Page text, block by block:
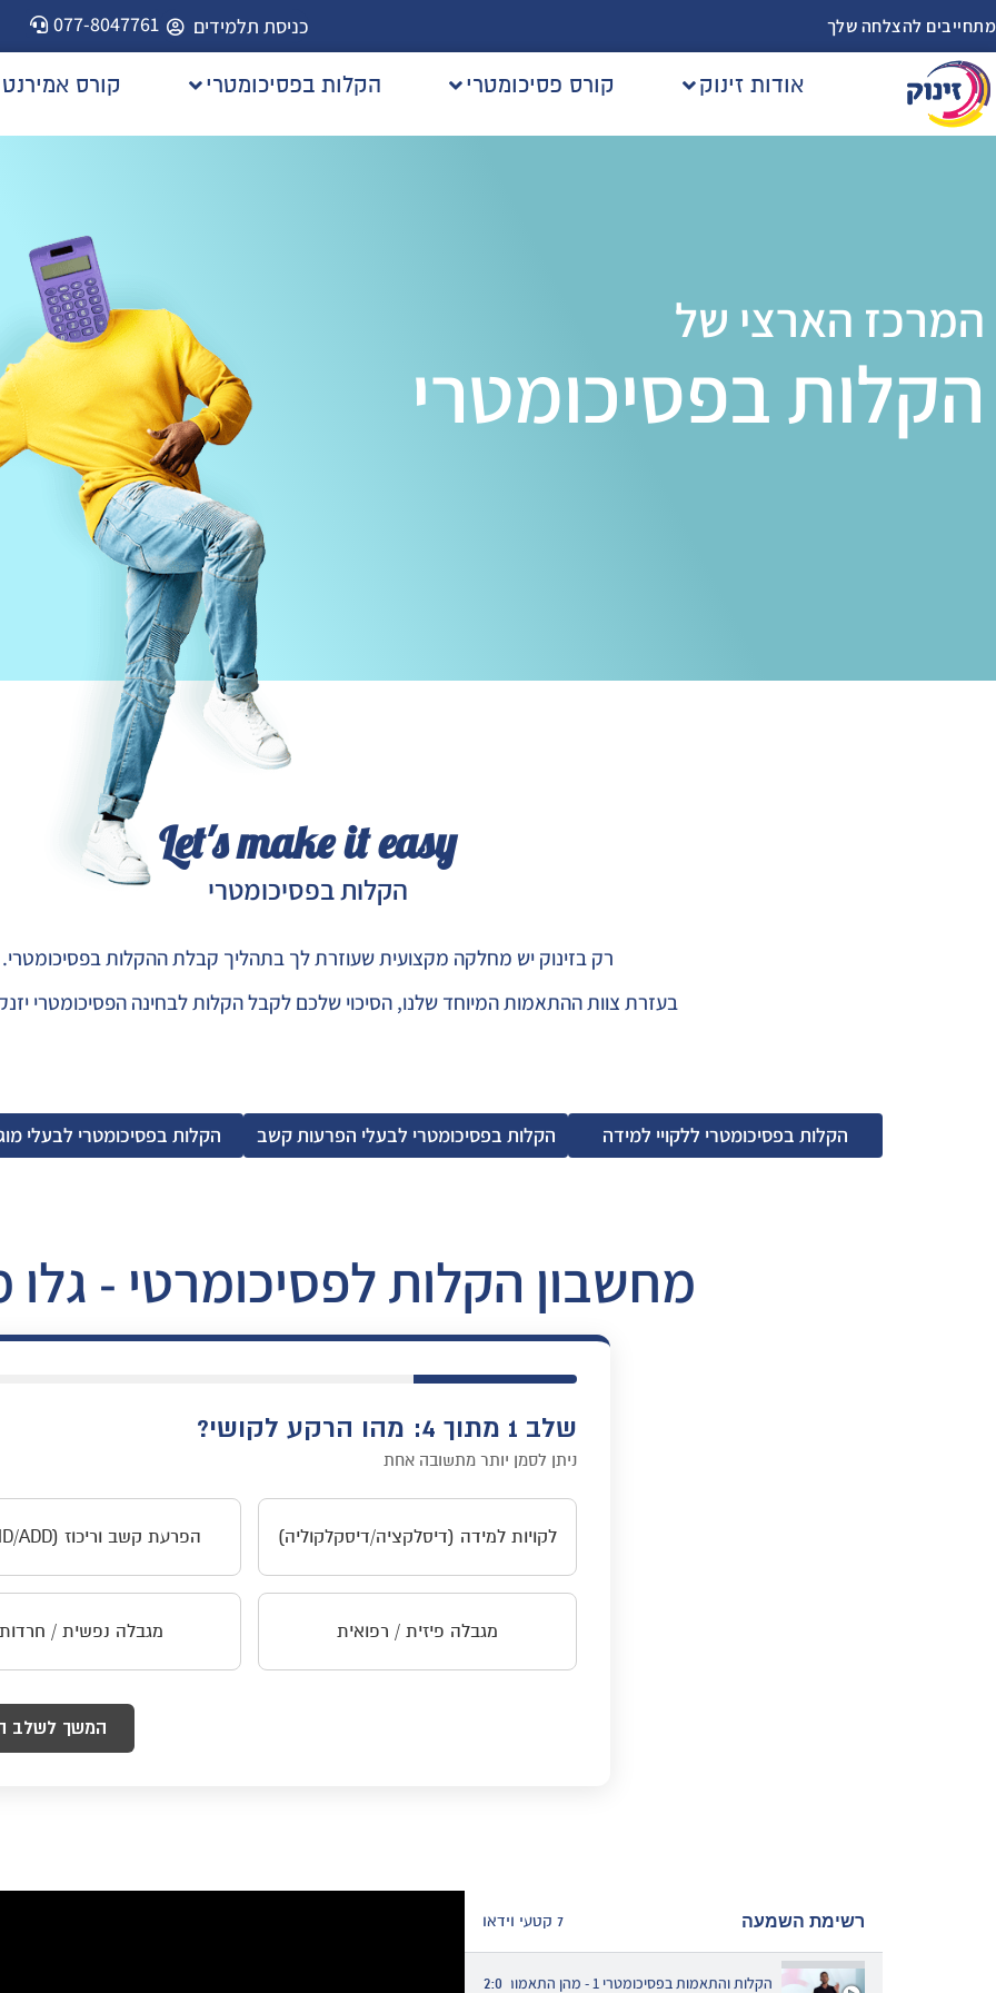
מתחייבים להצלחה שלך כניסת תלמידים 077-8047761
אודות זינוק קורס פסיכומטרי הקלות בפסיכומטרי קורס אמירנט
המרכז הארצי של
הקלות בפסיכומטרי
Let's make it easy
הקלות בפסיכומטרי
רק בזינוק יש מחלקה מקצועית שעוזרת לך בתהליך קבלת ההקלות בפסיכומטרי.
בעזרת צוות ההתאמות המיוחד שלנו, הסיכוי שלכם לקבל הקלות לבחינה הפסיכומטרי יזנק
הקלות בפסיכומטרי ללקויי למידה הקלות בפסיכומטרי לבעלי הפרעות קשב הקלות בפסיכומטרי לבעלי
מחשבון הקלות לפסיכומרטי -
שלב 1 מתוך 4: מהו הרקע לקושי?
ניתן לסמן יותר מתשובה אחת
לקויות למידה (דיסלקציה/דיסקלקוליה) הפרעת קשב וריכוז (ADHD/ADD)
מגבלה פיזית / רפואית מגבלה נפשית /
המשך לשלב
רשימת השמעה 7 קטעי וידאו
הקלות והתאמות בפסיכומטרי 1 - מהן התאמות? - מרכז זינוק 2:0